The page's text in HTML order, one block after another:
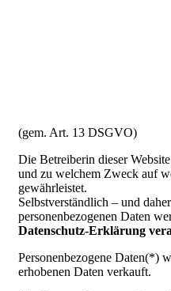
(gem. Art. 13 DSGVO)
Die Betreiberin dieser
und zu welchem Zweck auf
gewährleistet.
Selbstverständlich – und
personenbezogenen Daten
Datenschutz-Erklärung
Personenbezogene Daten(*)
erhobenen Daten verkauft.